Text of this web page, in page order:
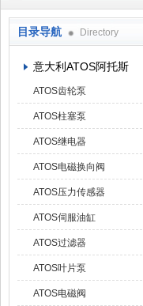
目录导航 Directory
意大利ATOS阿托斯
ATOS齿轮泵
ATOS柱塞泵
ATOS继电器
ATOS电磁换向阀
ATOS压力传感器
ATOS伺服油缸
ATOS过滤器
ATOS叶片泵
ATOS电磁阀